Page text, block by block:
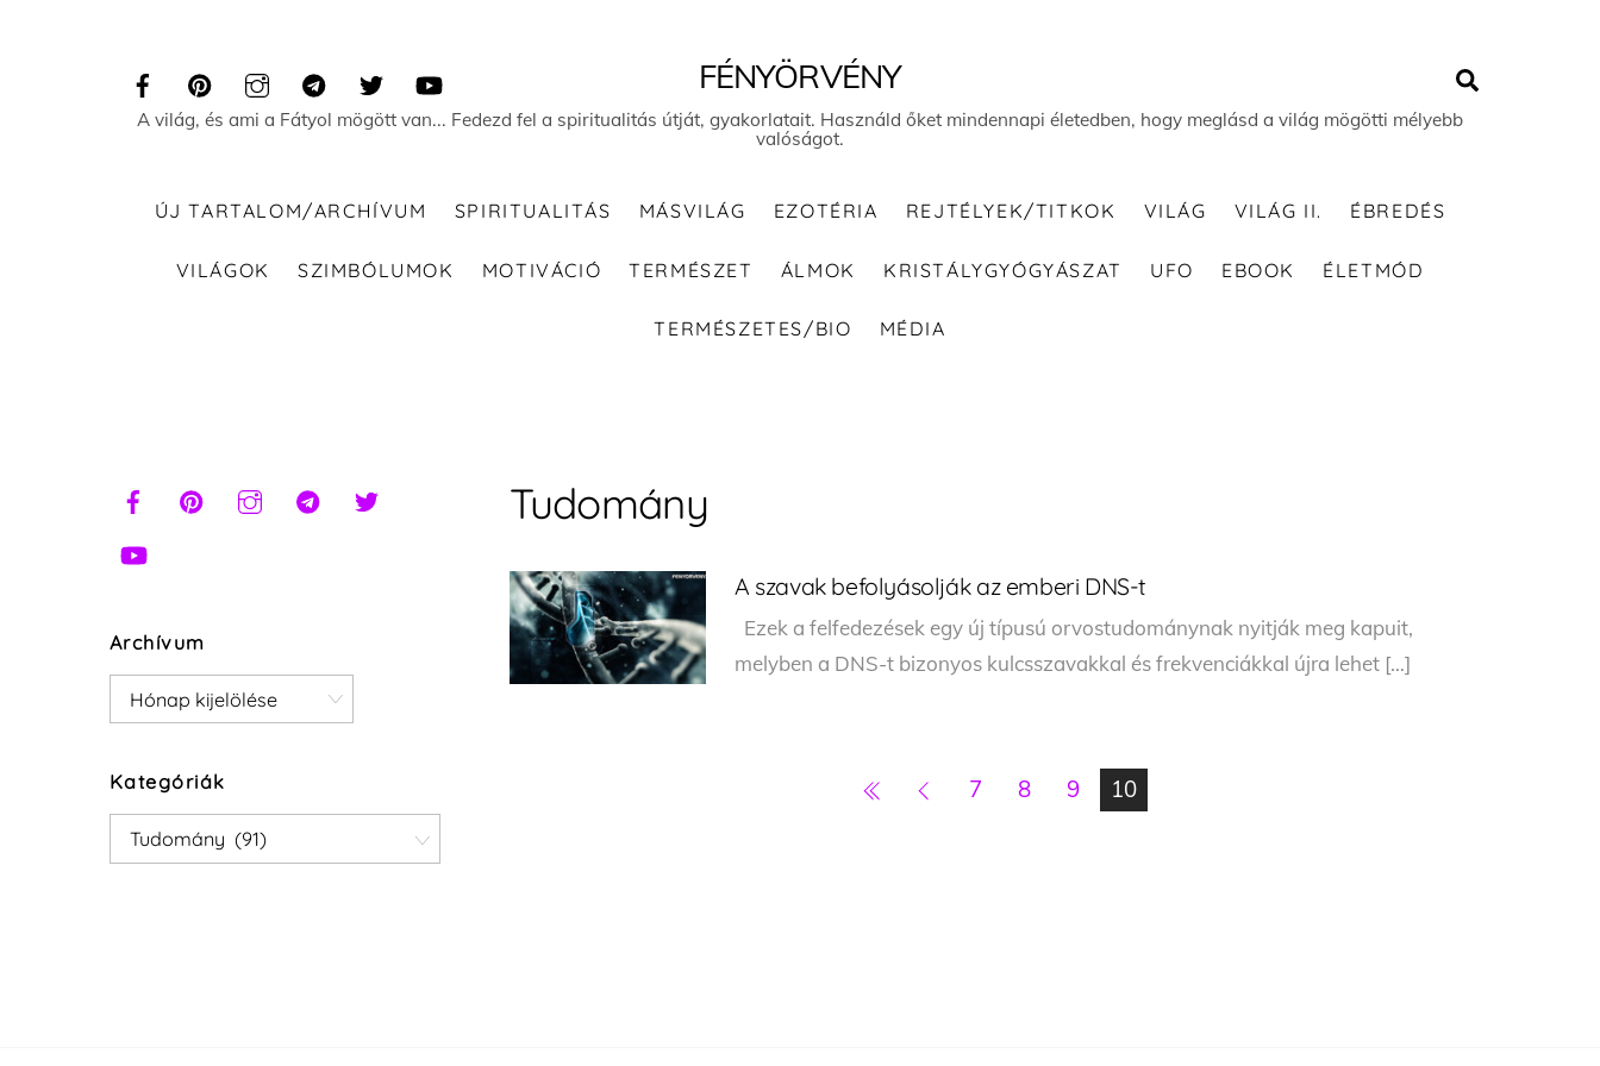
FÉNYÖRVÉNY
A világ, és ami a Fátyol mögött van... Fedezd fel a spiritualitás útját, gyakorlatait. Használd őket mindennapi életedben, hogy meglásd a világ mögötti mélyebb
valóságot.
ÚJ TARTALOM/ARCHÍVUM SPIRITUALITÁS MÁSVILÁG EZOTÉRIA REJTÉLYEK/TITKOK VILÁG VILÁG II. ÉBREDÉS
VILÁGOK SZIMBÓLUMOK MOTIVÁCIÓ TERMÉSZET ÁLMOK KRISTÁLYGYÓGYÁSZAT UFO EBOOK ÉLETMÓD
TERMÉSZETES/BIO MÉDIA
Tudomány
A szavak befolyásolják az emberi DNS-t
Ezek a felfedezések egy új típusú orvostudománynak nyitják meg kapuit,
melyben a DNS-t bizonyos kulcsszavakkal és frekvenciákkal újra lehet […]
7 8 9 10
Archívum
Archívum
Kategóriák
Kategóriák